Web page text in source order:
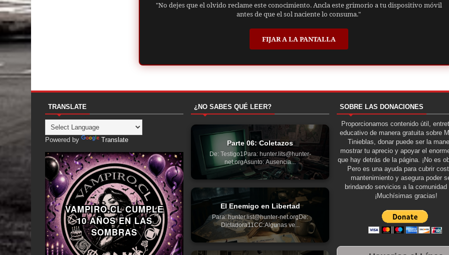
"No dejes que el olvido reclame este conocimiento. Ancla este grimorio a tu dispositivo móvil
antes de que el sol naciente lo consuma."
FIJAR A LA PANTALLA
TRANSLATE
Powered by Translate
VAMPIRO.CL CUMPLE
10 AÑOS EN LAS
SOMBRAS
¿NO SABES QUÉ LEER?
Parte 06: Coletazos
De: Testigo1Para: hunter.lits@hunter-
net.orgAsunto: Ausencia...
El Enemigo en Libertad
Para: hunter.list@hunter-net.orgDe:
Dictadora11CC:Algunas ve...
SOBRE LAS DONACIONES
Proporcionamos contenido útil,
educativo de manera gratuita sobre
Tinieblas, donar puede ser la
mostrar tu aprecio y apoyar el
que hay detrás de la página. ¡No es
Pero es una ayuda para cubrir
mantenimiento y asegura poder
brindando servicios a la comunidad
¡Muchísimas gracias!